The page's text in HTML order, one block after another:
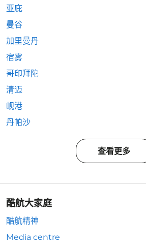
亚庇
曼谷
加里曼丹
宿雾
哥印拜陀
清迈
岘港
丹帕沙
查看更多
酷航大家庭
酷航精神
Media centre